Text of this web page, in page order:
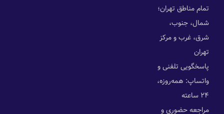
تمام مناطق تهران؛
شمال، جنوب،
شرق، غرب و مرکز
تهران
پاسخگویی تلفنی و
واتساپ: همه‌روزه،
۲۴ ساعته
مراجعه حضوری و